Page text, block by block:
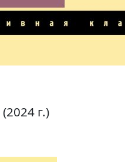
(2024 г.)